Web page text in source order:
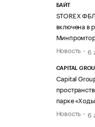
БАЙТ
STOREX
включена в
Новость
6
CAPITAL
Capital
парке
Новость
6